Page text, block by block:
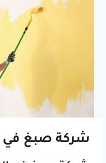
شركة صبغ في